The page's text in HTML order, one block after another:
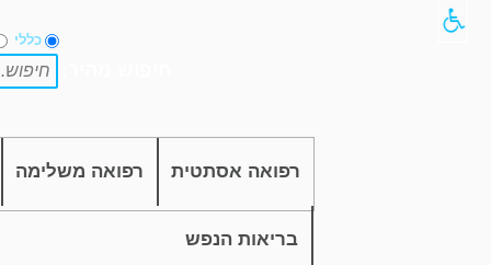
כללי
רפואה אסתטית רפואה משלימה
בריאות הנפש